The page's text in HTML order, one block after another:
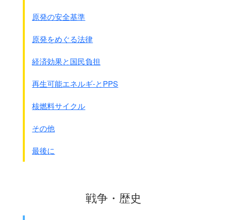
としてあるわけではない」
野に入れていたことが分かります。
保障上の核抑止力になる」と言う考えは
す。
原子力基本法を始め多くの関連法案に「国家の安全保障」と
このことは後の項目の原子力を巡る法律で詳しく書きます。
原発の安全基準
原発をめぐる法律
経済効果と国民負担
再生可能エネルギ-とPPS
核燃料サイクル
その他
最後に
戦争・歴史